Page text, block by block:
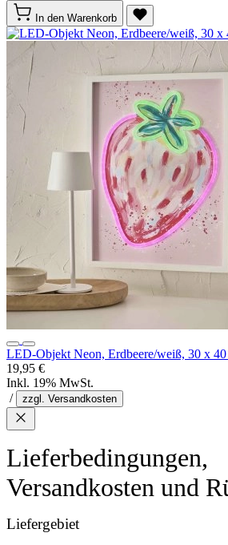
In den Warenkorb
LED-Objekt Neon, Erdbeere/weiß, 30 x
19,95 €
Inkl. 19% MwSt.
/
zzgl. Versandkosten
Lieferbedingungen,
Versandkosten und
Liefergebiet